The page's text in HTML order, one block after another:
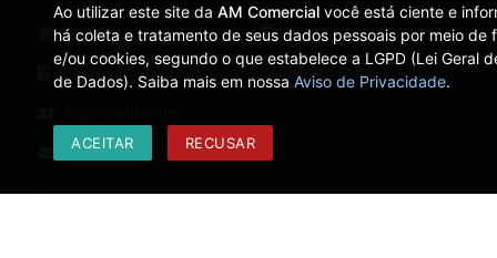
Ao utilizar este site da AM Comercial você está ciente e
há coleta e tratamento de seus dados pessoais por meio de
e/ou cookies, segundo o que estabelece a LGPD (Lei Geral
de Dados). Saiba mais em nossa Aviso de Privacidade.
ACEITAR RECUSAR
Home
Empresa
Contato
Facebook
Instagram
Novidades